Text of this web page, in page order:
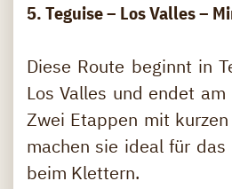
5. Teguise – Los Valles –
Diese Route beginnt in
Los Valles und endet
Zwei Etappen mit
machen sie ideal für das
beim Klettern.